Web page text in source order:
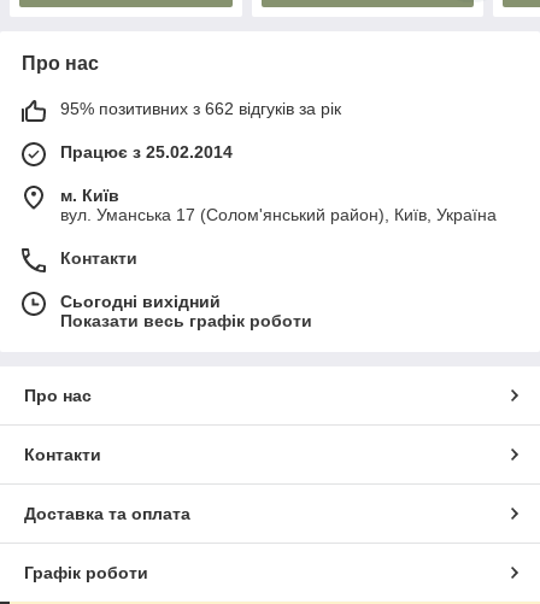
Про нас
95% позитивних з 662 відгуків за рік
Працює з 25.02.2014
м. Київ
вул. Уманська 17 (Солом'янський район), Київ, Україна
Контакти
Сьогодні вихідний
Показати весь графік роботи
Про нас
Контакти
Доставка та оплата
Графік роботи